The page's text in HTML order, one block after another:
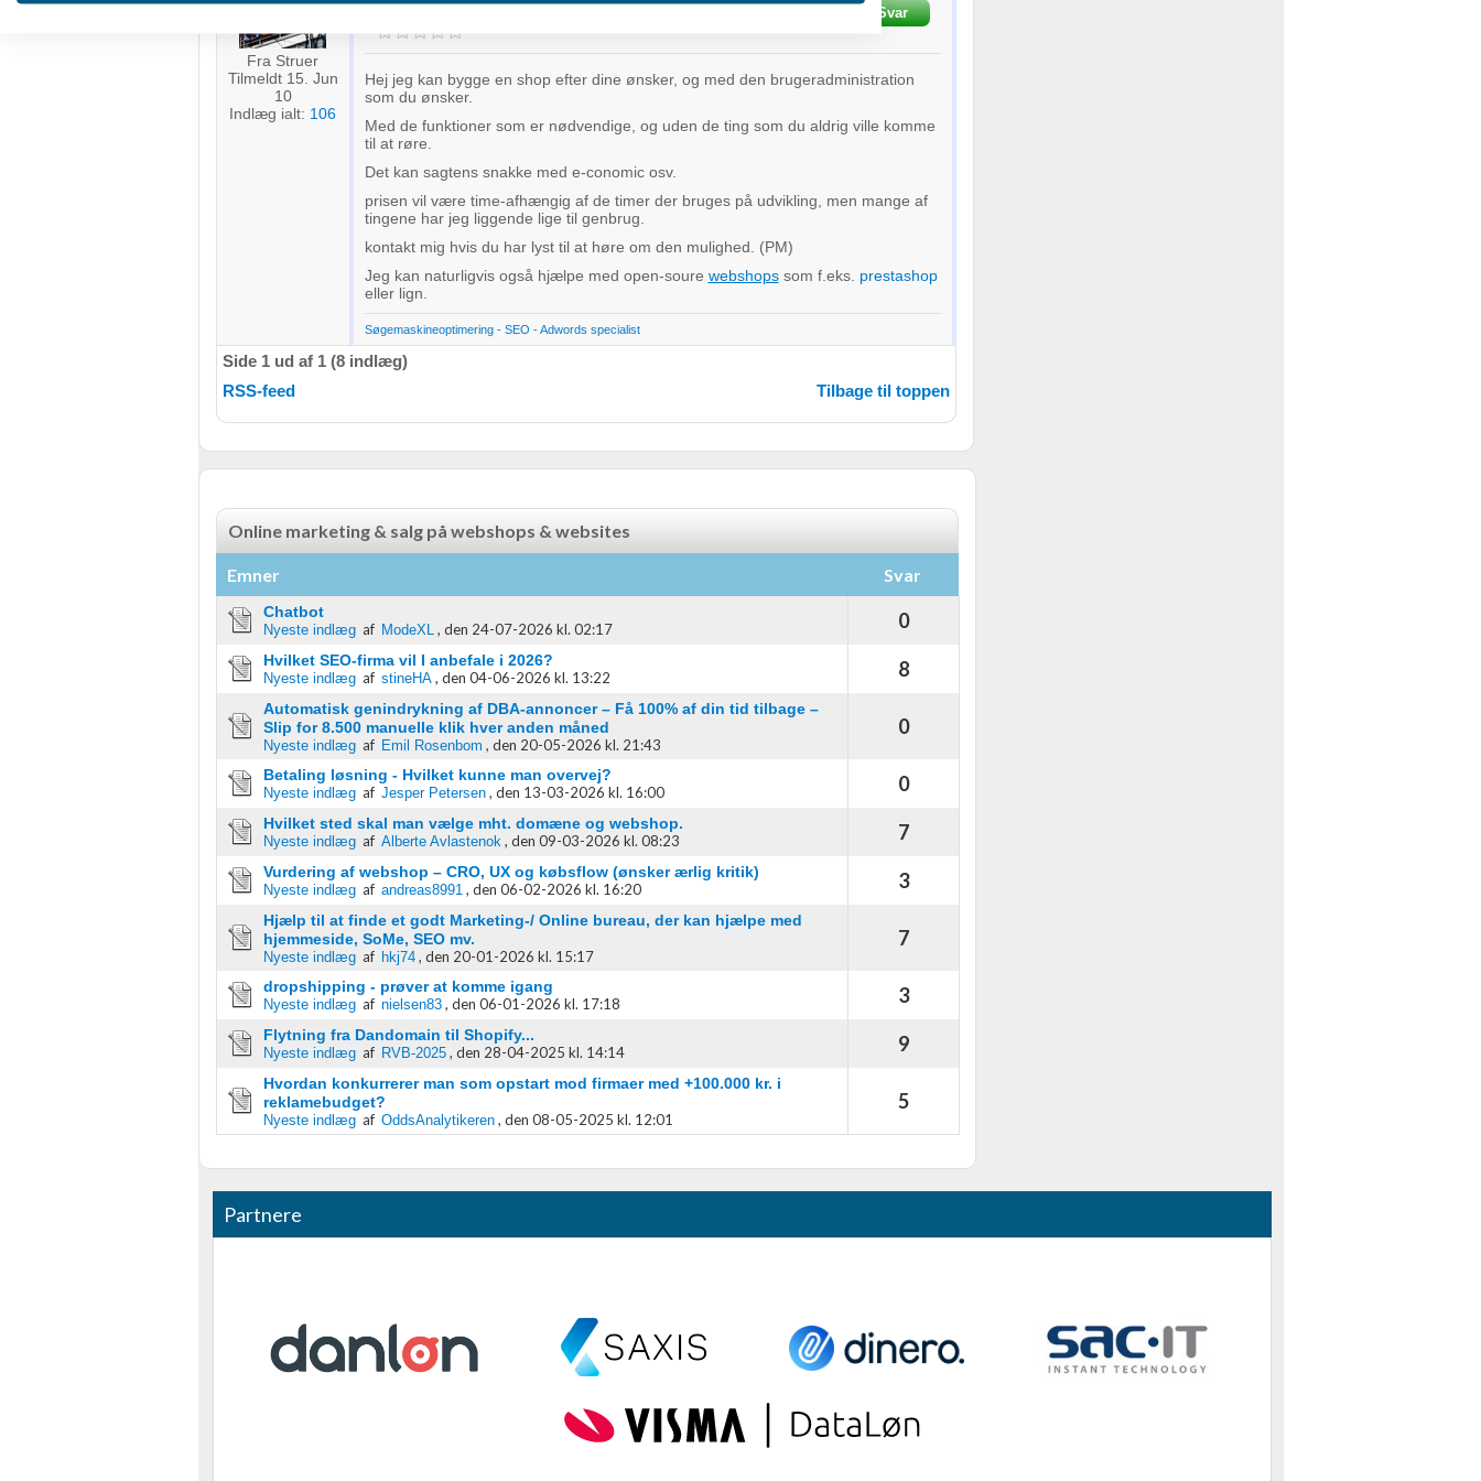
Fra Struer
Tilmeldt 15. Jun
10
Indlæg ialt: 106
Svar
Hej jeg kan bygge en shop efter dine ønsker, og med den brugeradministration
som du ønsker.
Med de funktioner som er nødvendige, og uden de ting som du aldrig ville komme
til at røre.
Det kan sagtens snakke med e-conomic osv.
prisen vil være time-afhængig af de timer der bruges på udvikling, men mange af
tingene har jeg liggende lige til genbrug.
kontakt mig hvis du har lyst til at høre om den mulighed. (PM)
Jeg kan naturligvis også hjælpe med open-soure webshopssom f.eks. prestashop
eller lign.
Søgemaskineoptimering - SEO - Adwords specialist
Side 1 ud af 1 (8 indlæg)
RSS-feed
Tilbage til toppen
Online marketing & salg på webshops & websites
Emner Svar
Chatbot
Nyeste indlægaf ModeXL , den 24-07-2026 kl. 02:17 0
Hvilket SEO-firma vil I anbefale i 2026?
Nyeste indlægaf stineHA , den 04-06-2026 kl. 13:22 8
Automatisk genindrykning af DBA-annoncer – Få 100% af din tid tilbage –
Slip for 8.500 manuelle klik hver anden måned
Nyeste indlægaf Emil Rosenbom , den 20-05-2026 kl. 21:43
0
Betaling løsning - Hvilket kunne man overvej?
Nyeste indlægaf Jesper Petersen , den 13-03-2026 kl. 16:00 0
Hvilket sted skal man vælge mht. domæne og webshop.
Nyeste indlægaf Alberte Avlastenok , den 09-03-2026 kl. 08:23 7
Vurdering af webshop – CRO, UX og købsflow (ønsker ærlig kritik)
Nyeste indlægaf andreas8991 , den 06-02-2026 kl. 16:20 3
Hjælp til at finde et godt Marketing-/ Online bureau, der kan hjælpe med
hjemmeside, SoMe, SEO mv.
Nyeste indlægaf hkj74 , den 20-01-2026 kl. 15:17
7
dropshipping - prøver at komme igang
Nyeste indlægaf nielsen83 , den 06-01-2026 kl. 17:18 3
Flytning fra Dandomain til Shopify...
Nyeste indlægaf RVB-2025 , den 28-04-2025 kl. 14:14 9
Hvordan konkurrerer man som opstart mod firmaer med +100.000 kr. i
reklamebudget?
Nyeste indlægaf OddsAnalytikeren , den 08-05-2025 kl. 12:01
5
Partnere
Bruge profiler til at vælge tilpasset indhold
Måle annonceringseffektivitet
Forstå målgrupper gennem statistikker eller kombinationer af oplysninger fra forskellige
Bruge begrænsede oplysninger til at vælge indhold
Identificere enheder baseret på aktivt anmodede oplysninger